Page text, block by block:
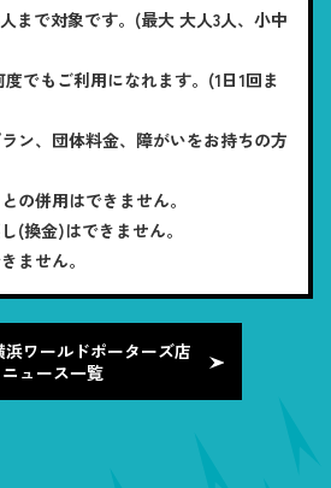
まで対象です。(最大 大人3人、小中
でもご利用になれます。(1日1回ま
ン、団体料金、障がいをお持ちの方
の併用はできません。
(換金)はできません。
ません。
浜ワールドポーターズ店
ニュース一覧